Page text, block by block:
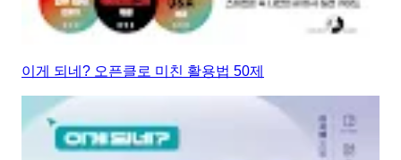
이게 되네? 오픈클로 미친 활용법 50제